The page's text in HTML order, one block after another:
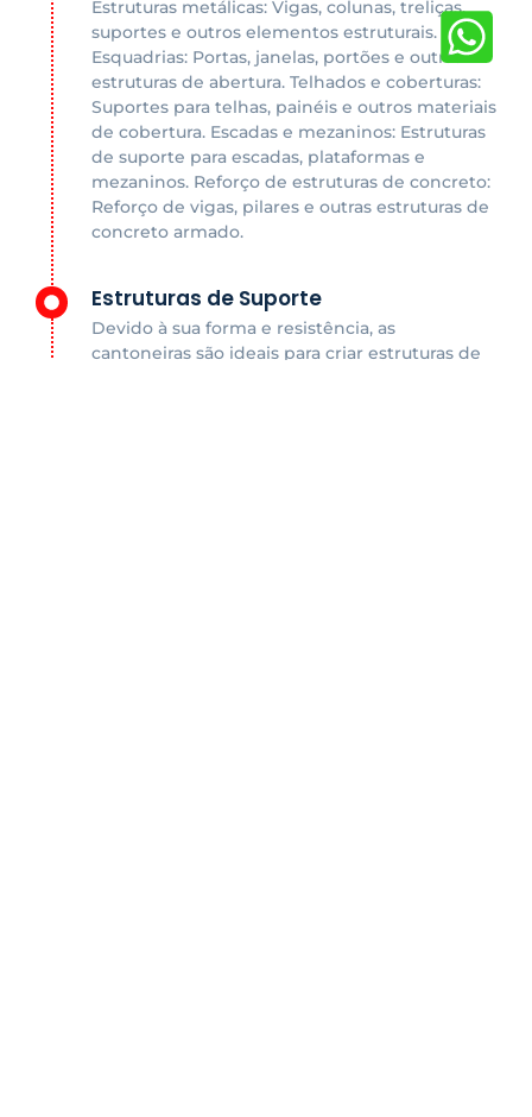
Estruturas metálicas: Vigas, colunas, treliças,
suportes e outros elementos estruturais.
Esquadrias: Portas, janelas, portões e outras
estruturas de abertura. Telhados e coberturas:
Suportes para telhas, painéis e outros materiais
de cobertura. Escadas e mezaninos: Estruturas
de suporte para escadas, plataformas e
mezaninos. Reforço de estruturas de concreto:
Reforço de vigas, pilares e outras estruturas de
concreto armado.
Estruturas de Suporte
Devido à sua forma e resistência, as
cantoneiras são ideais para criar estruturas de